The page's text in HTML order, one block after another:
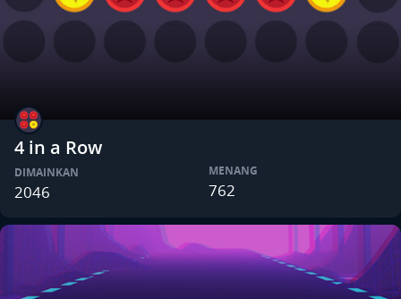
4 in a Row
DIMAINKAN
2046
MENANG
762